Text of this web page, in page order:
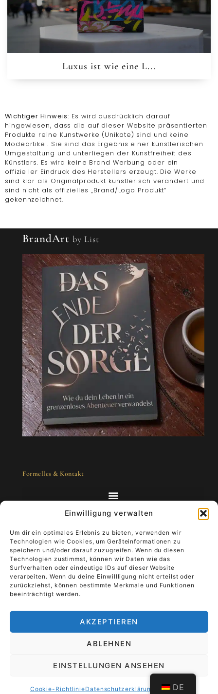
Einwilligung verwalten
Um dir ein optimales Erlebnis zu bieten, verwenden wir
Technologien wie Cookies, um Geräteinformationen zu
speichern und/oder darauf zuzugreifen. Wenn du diesen
Technologien zustimmst, können wir Daten wie das
Surfverhalten oder eindeutige IDs auf dieser Website
verarbeiten. Wenn du deine Einwillligung nicht erteilst oder
zurückziehst, können bestimmte Merkmale und Funktionen
beeinträchtigt werden.
AKZEPTIEREN
ABLEHNEN
EINSTELLUNGEN ANSEHEN
Cookie-RichtlinieDatenschutzerklärung Impressum
Luxus ist wie eine L...
Wichtiger Hinweis: Es wird ausdrücklich darauf
hingewiesen, dass die auf dieser Website präsentierten
Produkte reine Kunstwerke (Unikate) sind und keine
Modeartikel. Sie sind das Ergebnis einer künstlerischen
Umgestaltung und unterliegen der Kunstfreiheit des
Künstlers. Es wird keine Brand Werbung oder ein
offizieller Eindruck des Herstellers erzeugt. Die Werke
sind klar als Originalprodukt künstlerisch verändert und
sind nicht als offizielles „Brand/Logo Produkt“
gekennzeichnet.
BrandArt by List
Formelles & Kontakt
Kunst zum Mitnehmen - Luxus, der lebt
Stell dir vor, dein Kunstwerk begleitet dich
durch den Alltag.Trage Luxus, der lebt, und
verleihe ihm Bedeutung.
der Kunst.
TiRa Churros
Das Ende der Sorge
List Title #1
List Title #3
DE